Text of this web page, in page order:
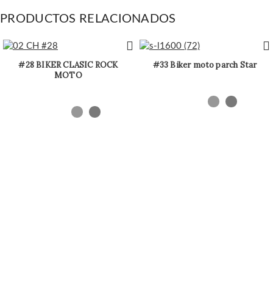
PRODUCTOS RELACIONADOS
#28 BIKER CLASIC ROCK
MOTO
#33 Biker moto parch Star